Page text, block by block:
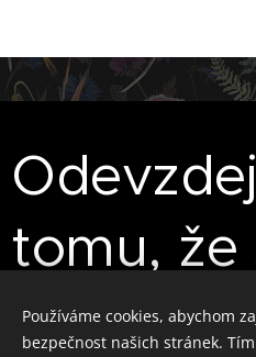
tomu, že
... že smíš naslouchat
Používáme cookies, abychom
bezpečnost našich stránek.